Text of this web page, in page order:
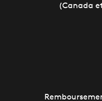
(Canada